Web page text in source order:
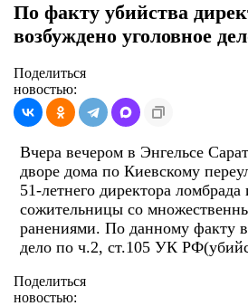
По факту убийства
возбуждено уголовное
Поделиться
новостью:
Вчера вечером в Энгельсе
дворе дома по Киевскому
51-летнего директора ломбрада
сожительницы со
ранениями. По данному факту
дело по ч.2, ст.105 УК
Поделиться
новостью: